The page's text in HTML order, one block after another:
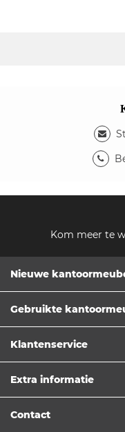
Kom meer te
Nieuwe
Gebruikte
Klantenservice
Extra informatie
Contact